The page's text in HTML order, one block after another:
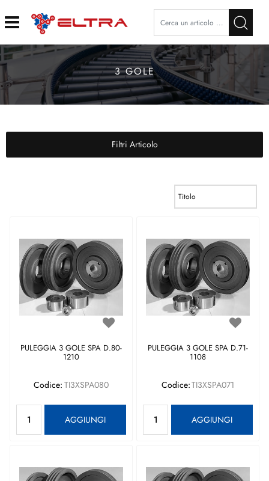
Open
3 GOLE
Filtri Articolo
PULEGGIA 3 GOLE SPA D.80-
1210
Codice: TI3XSPA080
AGGIUNGI
PULEGGIA 3 GOLE SPA D.71-
1108
Codice:TI3XSPA071
AGGIUNGI